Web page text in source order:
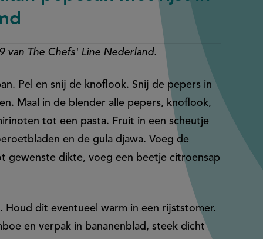
van The Chefs' Line Nederland.
Pel en snij de knoflook. Snij de pepers in
Maal in de blender alle pepers, knoflook,
tot een pasta. Fruit in een scheutje
en de gula djawa. Voeg de
gewenste dikte, voeg een beetje citroensap
dit eventueel warm in een rijststomer.
en verpak in bananenblad, steek dicht